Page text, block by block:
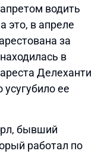
водить
это, в апреле
за
в
Делеханти
ее
бывший
работал по